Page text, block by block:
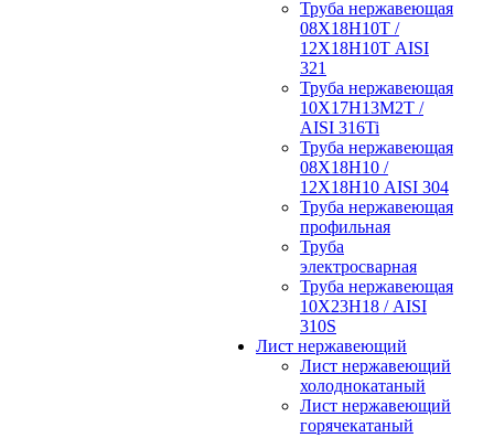
Труба нержавеющая
08Х18Н10Т /
12Х18Н10Т AISI
321
Труба нержавеющая
10Х17Н13М2Т /
AISI 316Ti
Труба нержавеющая
08Х18Н10 /
12Х18Н10 AISI 304
Труба нержавеющая
профильная
Труба
электросварная
Труба нержавеющая
10Х23Н18 / AISI
310S
Лист нержавеющий
Лист нержавеющий
холоднокатаный
Лист нержавеющий
горячекатаный